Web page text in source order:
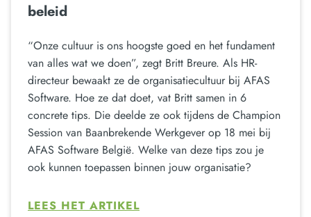
beleid
“Onze cultuur is ons hoogste goed en het fundament
van alles wat we doen”, zegt Britt Breure. Als HR-
directeur bewaakt ze de organisatiecultuur bij AFAS
Software. Hoe ze dat doet, vat Britt samen in 6
concrete tips. Die deelde ze ook tijdens de Champion
Session van Baanbrekende Werkgever op 18 mei bij
AFAS Software België. Welke van deze tips zou je
ook kunnen toepassen binnen jouw organisatie?
LEES HET ARTIKEL